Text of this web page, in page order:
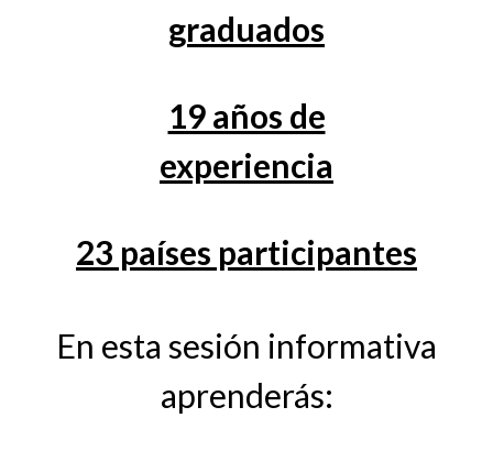
graduados
19 años de
experiencia
23 países participantes
En esta sesión informativa
aprenderás: